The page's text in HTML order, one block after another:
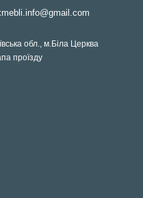
обл., м.Біла Церква
проїзду